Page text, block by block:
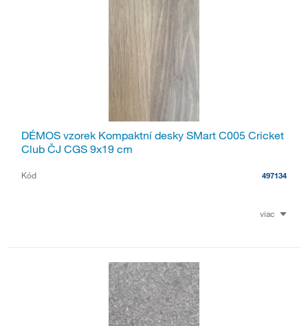
DÉMOS vzorek Kompaktní desky SMart C005 Cricket
Club ČJ CGS 9x19 cm
Kód 497134
viac